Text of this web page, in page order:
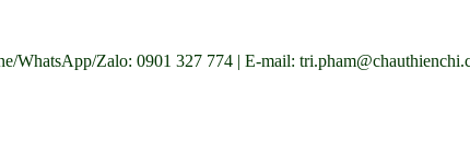
WhatsApp/Zalo: 0901 327 774 | E-mail: